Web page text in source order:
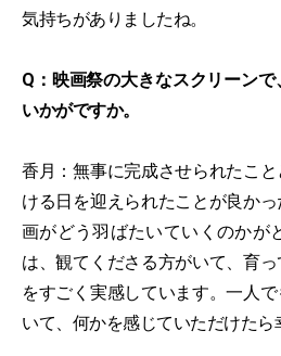
気持ちがありましたね。
Q：映画祭の大きなスクリーン
いかがですか。
香月：無事に完成させられたこ
ける日を迎えられたことが良か
画がどう羽ばたいていくのかが
は、観てくださる方がいて、育
をすごく実感しています。一人
いて、何かを感じていただけたら